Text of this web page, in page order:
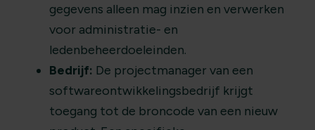
gegevens alleen mag inzien en verwerken
voor administratie- en
ledenbeheerdoeleinden.
Bedrijf: De projectmanager van een
softwareontwikkelingsbedrijf krijgt
toegang tot de broncode van een nieuw